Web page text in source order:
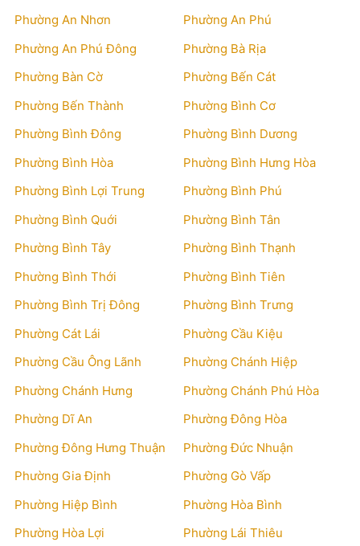
Phường An Nhơn
Phường An Phú
Phường An Phú Đông
Phường Bà Rịa
Phường Bàn Cờ
Phường Bến Cát
Phường Bến Thành
Phường Bình Cơ
Phường Bình Đông
Phường Bình Dương
Phường Bình Hòa
Phường Bình Hưng Hòa
Phường Bình Lợi Trung
Phường Bình Phú
Phường Bình Quới
Phường Bình Tân
Phường Bình Tây
Phường Bình Thạnh
Phường Bình Thới
Phường Bình Tiên
Phường Bình Trị Đông
Phường Bình Trưng
Phường Cát Lái
Phường Cầu Kiệu
Phường Cầu Ông Lãnh
Phường Chánh Hiệp
Phường Chánh Hưng
Phường Chánh Phú Hòa
Phường Dĩ An
Phường Đông Hòa
Phường Đông Hưng Thuận
Phường Đức Nhuận
Phường Gia Định
Phường Gò Vấp
Phường Hiệp Bình
Phường Hòa Bình
Phường Hòa Lợi
Phường Lái Thiêu